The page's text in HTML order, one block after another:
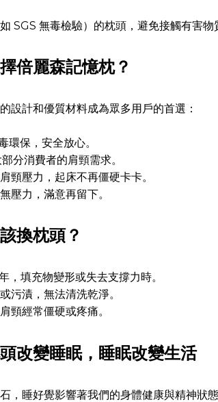
SGS 無毒檢驗）的枕頭，避免接觸有害物
倍麗森記憶枕？
設計和優質材料成為眾多用戶的首選：
環保，安全放心。
分消費者的肩頸需求。
頸壓力，起床不再僵硬卡卡。
壓力，滿意再留下。
換枕頭？
，填充物變形或失去支撐力時。
污漬，無法清洗乾淨。
頸經常僵硬或疼痛。
改變睡眠，睡眠改變生活
，睡好覺影響著我們的身體健康與精神狀